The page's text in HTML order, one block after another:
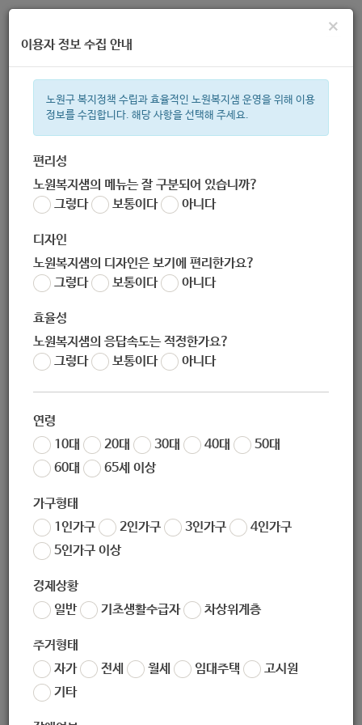
주간 인기검색어
한눈으로 보는 복지 정보
×
이용자 정보 수집 안내
노원구 복지정책 수립과 효율적인 노원복지샘 운영을 위해 이용
정보를 수집합니다. 해당 사항을 선택해 주세요.
편리성
노원복지샘의 메뉴는 잘 구분되어 있습니까?
그렇다
보통이다 아니다
디자인
노원복지샘의 디자인은 보기에 편리한가요?
그렇다
보통이다 아니다
효율성
노원복지샘의 응답속도는 적정한가요?
그렇다
보통이다 아니다
연령
10대
20대 30대 40대
50대
60대
65세 이상
가구형태
1인가구
2인가구 3인가구
4인가구
5인가구 이상
경제상황
일반
기초생활수급자 차상위계층
주거형태
자가
전세 월세 임대주택
고시원
기타
[여성가족과] 아동돌봄쿠폰(돌봄포인트) 핵심 안내
노원 복지샘
작성일 2020-04-06 16:07
좋아요1 싫어요
[보건복지부 보도자료] 긴급재난지원금 대상자 선정기준 안내
[생활복지과] 저소득층 한시생활지원사업(소비쿠폰지급) 안내
목록보기